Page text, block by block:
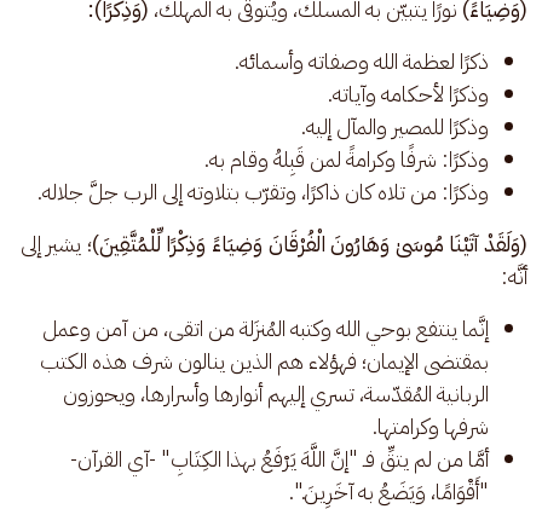
(وَضِيَاءً) نورًا يتبيّن به المسلك، ويُتوقّى به المهلك، (وَذِكْرًا):
ذكرًا لعظمة الله وصفاته وأسمائه.
وذكرًا لأحكامه وآياته.
وذكرًا للمصير والمآل إليه.
وذكرًا: شرفًا وكرامةً لمن قَبِلهُ وقام به.
وذكرًا: من تلاه كان ذاكرًا، وتقرّب بتلاوته إلى الرب جلَّ جلاله.
(وَلَقَدْ آتَيْنَا مُوسَىٰ وَهَارُونَ الْفُرْقَانَ وَضِيَاءً وَذِكْرًا لِّلْمُتَّقِينَ)؛ يشير إلى
أنَّه:
إنَّما ينتفع بوحي الله وكتبه المُنزَلة من اتقى، من آمن وعمل
بمقتضى الإيمان؛ فهؤلاء هم الذين ينالون شرف هذه الكتب
الربانية المُقدّسة، تسري إليهم أنوارها وأسرارها، ويحوزون
شرفها وكرامتها.
أمَّا من لم يتقِّ فـ "إنَّ اللَّهَ يَرْفَعُ بهذا الكِتَابِ" -آي القرآن-
"أَقْوَامًا، وَيَضَعُ به آخَرِينَ.".